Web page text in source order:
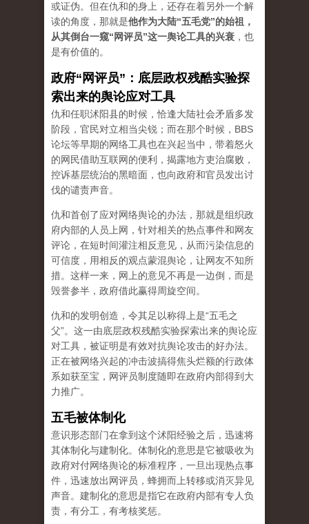
或证伪。但在仇和的身上，还存在着另外一个解
读的角度，那就是他作为大陆“五毛党”的始祖，
从其倒台一窥“网评员”这一舆论工具的兴衰 ，也
是有价值的。
政府“网评员”：底层政权残酷实验探
索出来的舆论应对工具
仇和任职沭阳县的时候，恰逢大陆社会矛盾多发
阶段，官民对立相当尖锐；而在那个时候，BBS
论坛等早期的网络工具也在兴起当中，带着怒火
的网民借助互联网的便利，揭露地方吏治腐败，
控诉基层统治的黑暗面，也向政府和官员发出讨
伐的谴责声音。
仇和首创了应对网络舆论的办法，那就是组织政
府内部的人员上网，针对相关的热点事件和网友
评论，在短时间灌注相反意见，从而污染信息的
可信度，用相反的观点蒙混舆论，让网友不知所
措。这样一来，网上的意见不再是一边倒，而是
毁誉参半，政府借此赢得周旋空间。
仇和的发明创造，令其足以称得上是“五毛之
父”。这一由底层政权残酷实验探索出来的舆论应
对工具，被证明是有效对抗舆论攻击的好办法。
正在被网络兴起的冲击波搞得焦头烂额的行政体
系如获至宝，网评员制度随即在政府内部得到大
力推广。
五毛被体制化
意识形态部门在拿到这个沭阳经验之后，迅速将
其体制化与建制化。体制化的意思是它被吸收为
政府对付网络舆论的标准程序，一旦出现热点事
件，迅速放出网评员，蜂拥而上转移或消灭异见
声音。建制化的意思是指它在政府内部有专人负
责，有分工，有考核奖惩。